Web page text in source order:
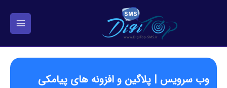
وب سرویس | پلاگین و افزونه های پیامکی